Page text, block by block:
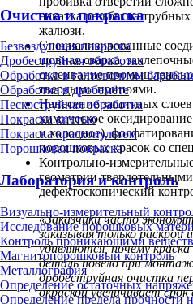
Очистка и покраска
Безвоздушная покраска
Дробеструйная обработка
Обработка в галтовочном
Обработка в дробемёте
Пескоструйная обработка
Покраска кистью
Покраска краскопультом
Порошковая покраска
Лаборатория и контроль
Визуально-измерительный
Исследование порошковых
Контроль проникающими
Магнитопорошковый контроль
Металлография
Определение остаточных
Определение предела прочности
накатка резьбы на
жалюзи.
Специализированные
шовная сварка,
склеивание
твердыми припоями.
Нанесение защитных
химическое
и холодное),
порошковых красок со
Контрольно-
геометрии
дефектоскопический
«Заказчики часто
заказывая только раскрой
удивляются, почему краска
деталь повело при
дробеструйная очистка
окраской увеличивает